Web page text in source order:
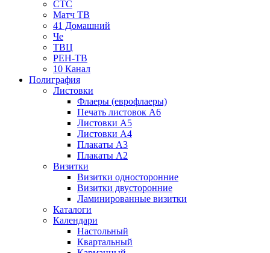
СТС
Матч ТВ
41 Домашний
Че
ТВЦ
РЕН-ТВ
10 Канал
Полиграфия
Листовки
Флаеры (еврофлаеры)
Печать листовок А6
Листовки А5
Листовки А4
Плакаты А3
Плакаты А2
Визитки
Визитки односторонние
Визитки двусторонние
Ламинированные визитки
Каталоги
Календари
Настольный
Квартальный